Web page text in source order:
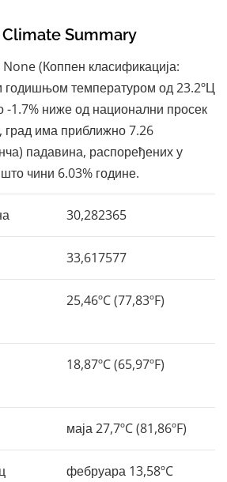
Summary
(Коппен класификација:
годишњом температуром од 23.2ºЦ
-1.7% ниже од национални просек
има приближно 7.26
падавина, распоређених у
чини 6.03% године.
30,282365
33,617577
25,46ºC (77,83ºF)
18,87ºC (65,97ºF)
маја 27,7ºC (81,86ºF)
фебруара 13,58ºC